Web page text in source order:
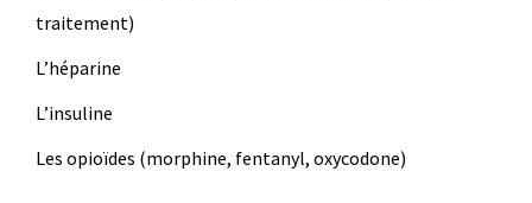
traitement)
L’héparine
L’insuline
Les opioïdes (morphine, fentanyl, oxycodone)